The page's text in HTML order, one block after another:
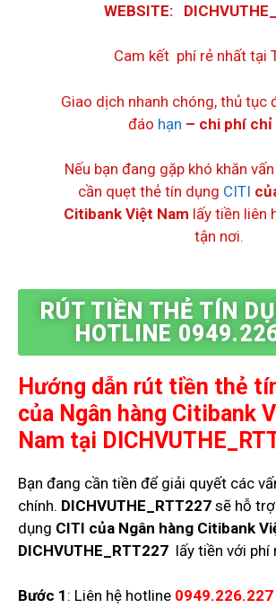
WEBSITE:
Cam kết phí rẻ nhất tại
Giao dịch nhanh chóng, thủ tục
đáo hạn – chi phí chỉ
Nếu bạn đang gặp khó khăn
cần quẹt thẻ tín dụng CITI
Citibank Việt Nam lấy tiền liên
tận nơi.
RÚT TIỀN THẺ TÍN
HOTLINE
Hướng dẫn rút tiền thẻ
của Ngân hàng Citibank
Nam tại
Bạn đang cần tiền để giải quyết các
chính. DICHVUTHE_RTT227 sẽ hỗ
dụng CITI của Ngân hàng Citibank
DICHVUTHE_RTT227 lấy tiền với phí
Bước 1 : Liên hệ hotline 0949.226.227